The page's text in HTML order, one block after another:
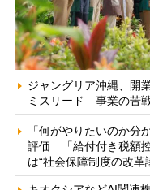
ジャングリア沖縄、開
ミスリード 事業の苦
「何がやりたいのか分
評価 「給付付き税額
は“社会保障制度の改革